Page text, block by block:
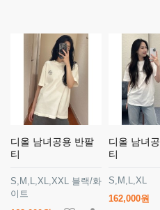
디올 남녀공용 반팔
티
S,M,L,XL,XXL 블랙/화
이트
디올 남녀
티
S,M,L,XL
162,000원